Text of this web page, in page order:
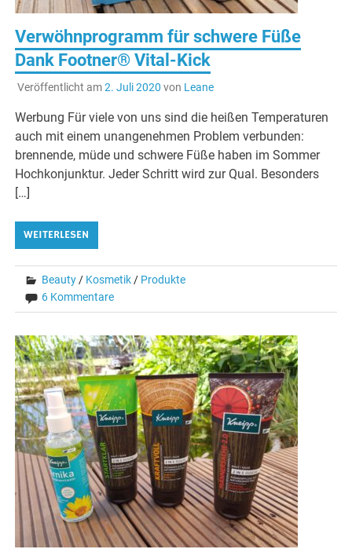
Verwöhnprogramm für schwere Füße
Dank Footner® Vital-Kick
Veröffentlicht am2. Juli 2020 von Leane
Werbung Für viele von uns sind die heißen Temperaturen
auch mit einem unangenehmen Problem verbunden:
brennende, müde und schwere Füße haben im Sommer
Hochkonjunktur. Jeder Schritt wird zur Qual. Besonders
[…]
WEITERLESEN
Beauty/ Kosmetik/ Produkte
6 Kommentare